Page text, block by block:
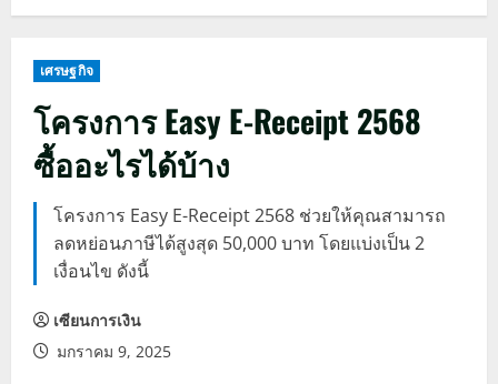
เศรษฐกิจ
โครงการ Easy E-Receipt 2568
ซื้ออะไรได้บ้าง
โครงการ Easy E-Receipt 2568 ช่วยให้คุณสามารถ
ลดหย่อนภาษีได้สูงสุด 50,000 บาท โดยแบ่งเป็น 2
เงื่อนไข ดังนี้
เซียนการเงิน
มกราคม 9, 2025